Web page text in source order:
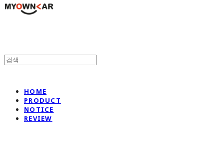
HOME
PRODUCT
NOTICE
REVIEW